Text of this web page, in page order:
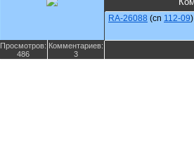
RA-26088 (cn 112-09)
Просмотров:
486
Комментариев:
3